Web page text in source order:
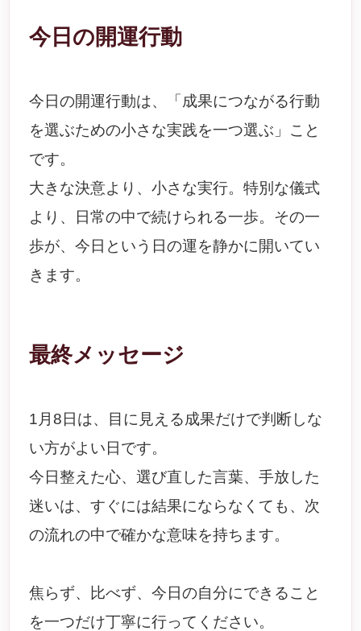
今日の開運行動
今日の開運行動は、「成果につながる行動
を選ぶための小さな実践を一つ選ぶ」こと
です。
大きな決意より、小さな実行。特別な儀式
より、日常の中で続けられる一歩。その一
歩が、今日という日の運を静かに開いてい
きます。
最終メッセージ
1月8日は、目に見える成果だけで判断しな
い方がよい日です。
今日整えた心、選び直した言葉、手放した
迷いは、すぐには結果にならなくても、次
の流れの中で確かな意味を持ちます。
焦らず、比べず、今日の自分にできること
を一つだけ丁寧に行ってください。